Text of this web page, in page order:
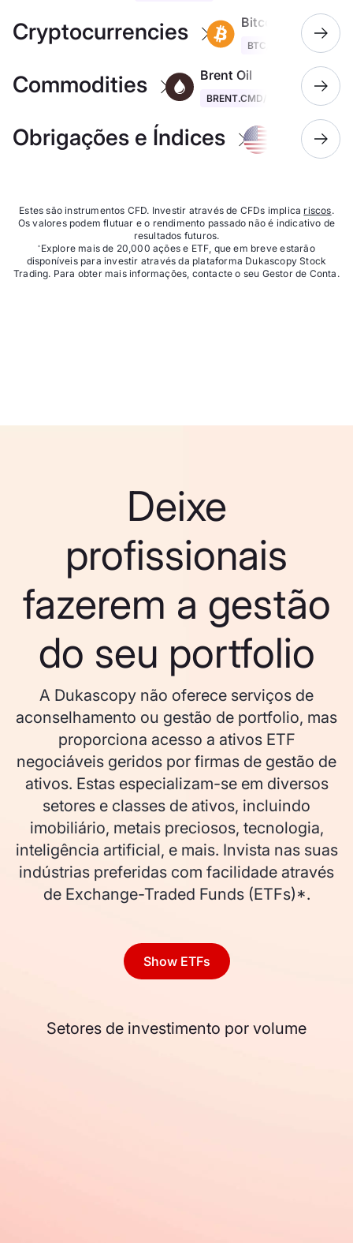
Cryptocurrencies Bitcoin
BTC/USD
Commodities Brent Oil
BRENT.CMD/USD
Obrigações e Índices US 500
USA500.IDX/
Estes são instrumentos CFD. Investir através de CFDs implica riscos.
Os valores podem flutuar e o rendimento passado não é indicativo de
resultados futuros.
* Explore mais de 20,000 ações e ETF, que em breve estarão
disponíveis para investir através da plataforma Dukascopy Stock
Trading. Para obter mais informações, contacte o seu Gestor de Conta.
Deixe
profissionais
fazerem a gestão
do seu portfolio
A Dukascopy não oferece serviços de
aconselhamento ou gestão de portfolio, mas
proporciona acesso a ativos ETF
negociáveis geridos por firmas de gestão de
ativos. Estas especializam-se em diversos
setores e classes de ativos, incluindo
imobiliário, metais preciosos, tecnologia,
inteligência artificial, e mais. Invista nas suas
indústrias preferidas com facilidade através
de Exchange-Traded Funds (ETFs)*.
Show ETFs
Setores de investimento por volume